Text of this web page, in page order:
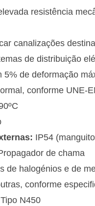
resistência
canalizações
de distribuição
5% de deformação
conforme UNE-
IP54
de chama
de halogénios e de
conforme
N450